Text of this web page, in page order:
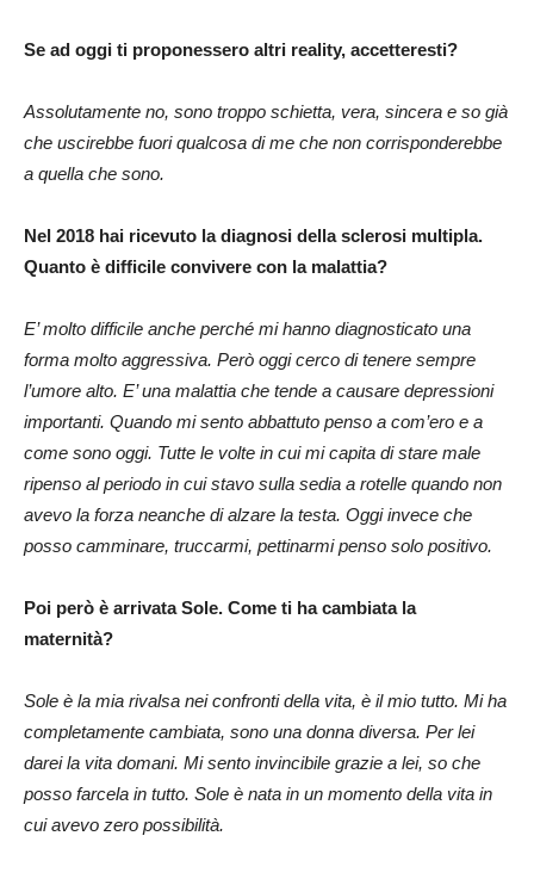
Se ad oggi ti proponessero altri reality, accetteresti?
Assolutamente no, sono troppo schietta, vera, sincera e so già
che uscirebbe fuori qualcosa di me che non corrisponderebbe
a quella che sono.
Nel 2018 hai ricevuto la diagnosi della sclerosi multipla.
Quanto è difficile convivere con la malattia?
E’ molto difficile anche perché mi hanno diagnosticato una
forma molto aggressiva. Però oggi cerco di tenere sempre
l’umore alto. E’ una malattia che tende a causare depressioni
importanti. Quando mi sento abbattuto penso a com’ero e a
come sono oggi. Tutte le volte in cui mi capita di stare male
ripenso al periodo in cui stavo sulla sedia a rotelle quando non
avevo la forza neanche di alzare la testa. Oggi invece che
posso camminare, truccarmi, pettinarmi penso solo positivo.
Poi però è arrivata Sole. Come ti ha cambiata la
maternità?
Sole è la mia rivalsa nei confronti della vita, è il mio tutto. Mi ha
completamente cambiata, sono una donna diversa. Per lei
darei la vita domani. Mi sento invincibile grazie a lei, so che
posso farcela in tutto. Sole è nata in un momento della vita in
cui avevo zero possibilità.